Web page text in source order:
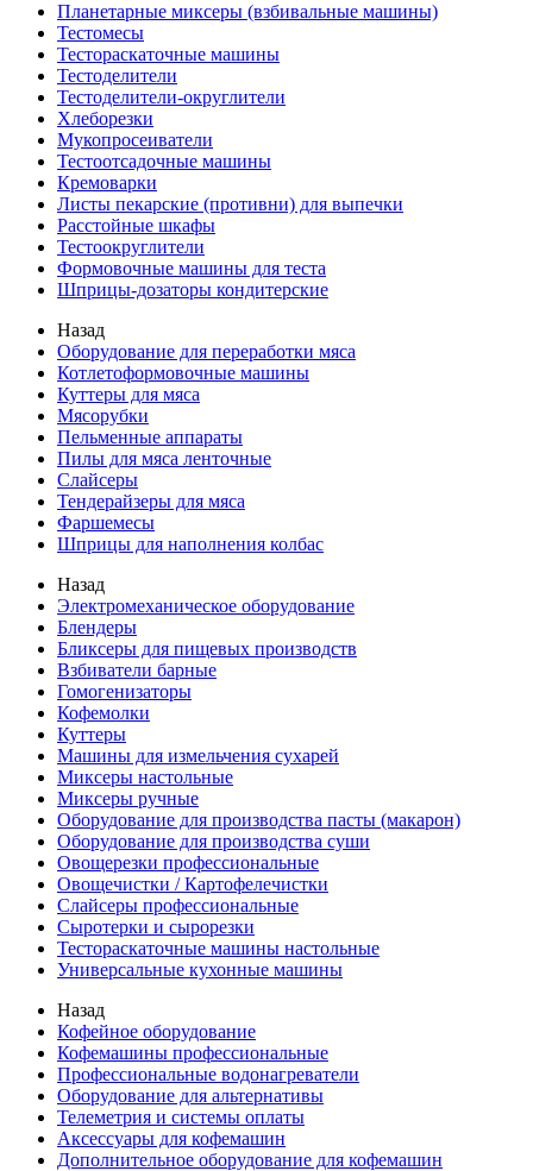
Планетарные миксеры (взбивальные машины)
Тестомесы
Тестораскаточные машины
Тестоделители
Тестоделители-округлители
Хлеборезки
Мукопросеиватели
Тестоотсадочные машины
Кремоварки
Листы пекарские (противни) для выпечки
Расстойные шкафы
Тестоокруглители
Формовочные машины для теста
Шприцы-дозаторы кондитерские
Назад
Оборудование для переработки мяса
Котлетоформовочные машины
Куттеры для мяса
Мясорубки
Пельменные аппараты
Пилы для мяса ленточные
Слайсеры
Тендерайзеры для мяса
Фаршемесы
Шприцы для наполнения колбас
Назад
Электромеханическое оборудование
Блендеры
Бликсеры для пищевых производств
Взбиватели барные
Гомогенизаторы
Кофемолки
Куттеры
Машины для измельчения сухарей
Миксеры настольные
Миксеры ручные
Оборудование для производства пасты (макарон)
Оборудование для производства суши
Овощерезки профессиональные
Овощечистки / Картофелечистки
Слайсеры профессиональные
Сыротерки и сырорезки
Тестораскаточные машины настольные
Универсальные кухонные машины
Назад
Кофейное оборудование
Кофемашины профессиональные
Профессиональные водонагреватели
Оборудование для альтернативы
Телеметрия и системы оплаты
Аксессуары для кофемашин
Дополнительное оборудование для кофемашин